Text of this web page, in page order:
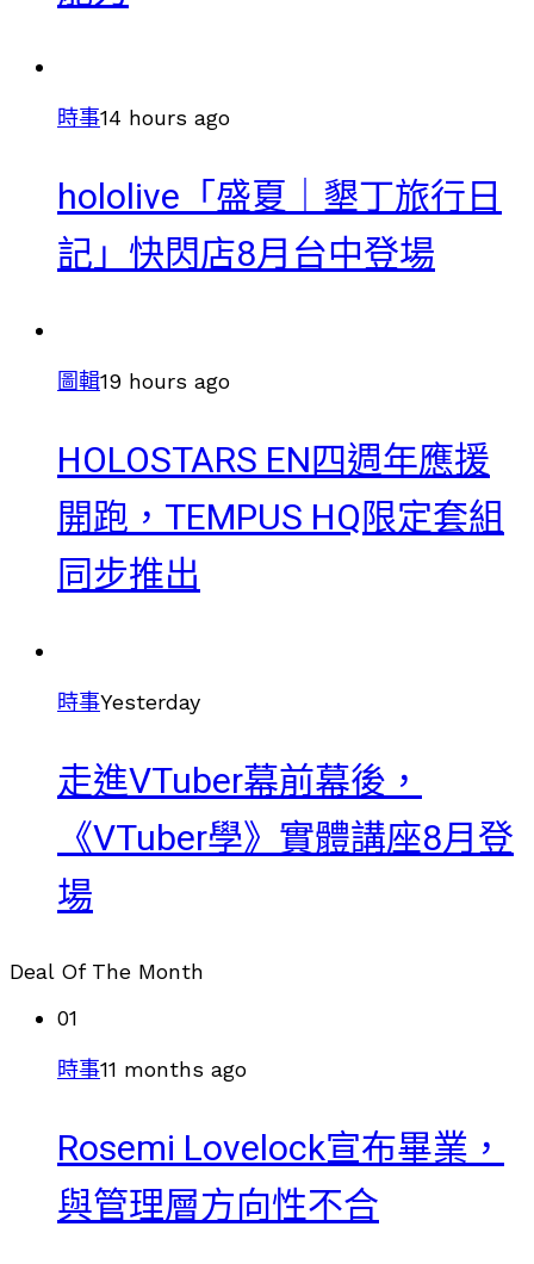
時事14 hours ago
hololive「盛夏｜墾丁旅行日
記」快閃店8月台中登場
圖輯19 hours ago
HOLOSTARS EN四週年應援
開跑，TEMPUS HQ限定套組
同步推出
時事Yesterday
走進VTuber幕前幕後，
《VTuber學》實體講座8月登
場
Deal Of The Month
01
時事11 months ago
Rosemi Lovelock宣布畢業，
與管理層方向性不合